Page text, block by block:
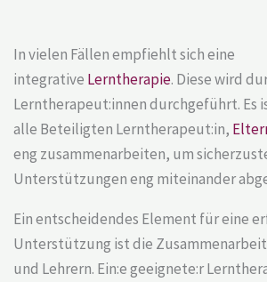
In vielen Fällen empfiehlt sich eine
integrative Lerntherapie. Diese wird
Lerntherapeut:innen durchgeführt. Es
alle Beteiligten Lerntherapeut:in,
eng zusammenarbeiten, um
Unterstützungen eng miteinander
Ein entscheidendes Element für eine
Unterstützung ist die
und Lehrern. Ein:e geeignete:r